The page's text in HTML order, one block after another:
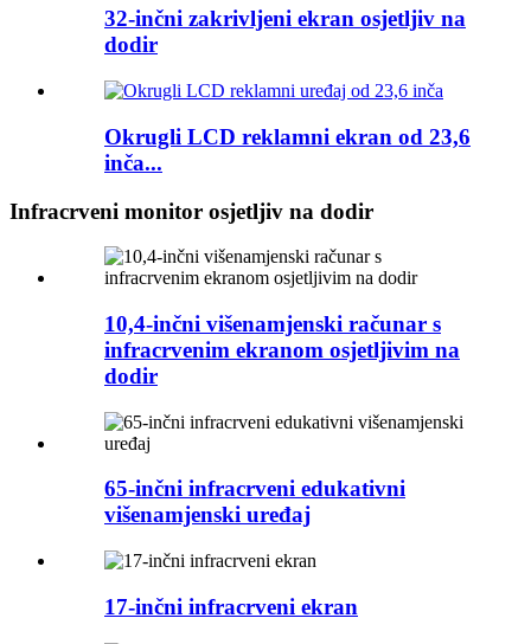
32-inčni zakrivljeni ekran osjetljiv na
dodir
Okrugli LCD reklamni ekran od 23,6
inča...
Infracrveni monitor osjetljiv na dodir
10,4-inčni višenamjenski računar s
infracrvenim ekranom osjetljivim na
dodir
65-inčni infracrveni edukativni
višenamjenski uređaj
17-inčni infracrveni ekran